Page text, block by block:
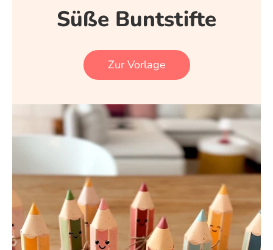
Süße Buntstifte
Zur Vorlage